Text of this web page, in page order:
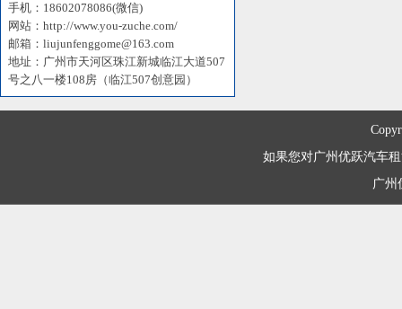
手机：18602078086(微信)
网站：http://www.you-zuche.com/
邮箱：liujunfenggome@163.com
地址：广州市天河区珠江新城临江大道507
号之八一楼108房（临江507创意园）
如果您对广州优跃汽车
广州